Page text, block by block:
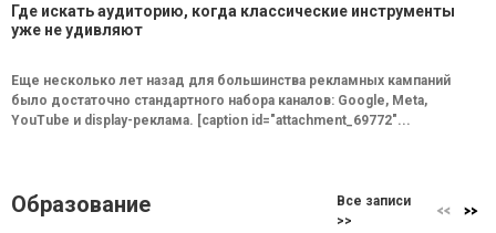
Где искать аудиторию, когда классические инструменты
уже не удивляют
Еще несколько лет назад для большинства рекламных кампаний
было достаточно стандартного набора каналов: Google, Meta,
YouTube и display-реклама. [caption id="attachment_69772"...
Образование
Все записи
>>